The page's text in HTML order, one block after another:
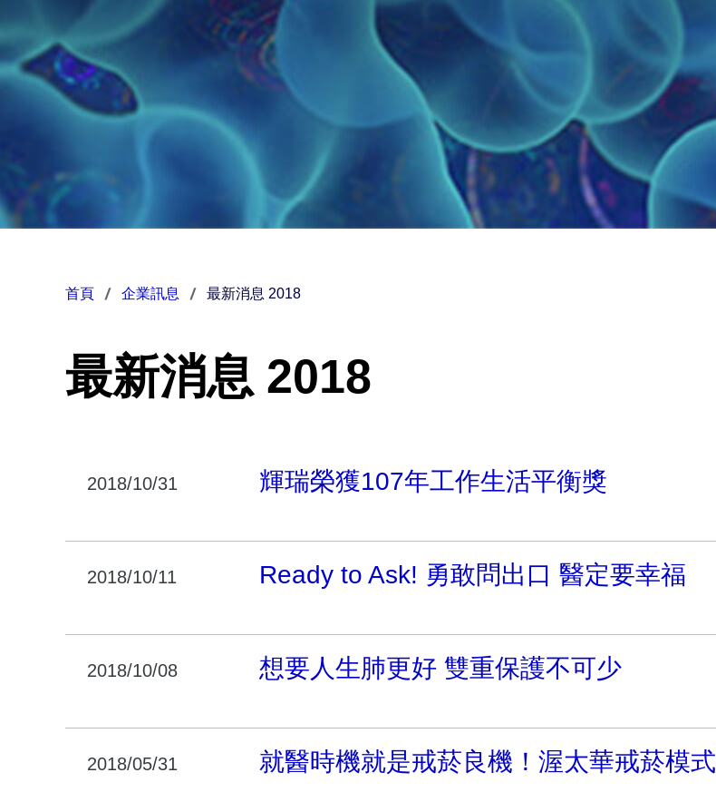
首頁 企業訊息 最新消息 2018
最新消息 2018
2018/10/31 輝瑞榮獲107年工作生活平衡獎
2018/10/11 Ready to Ask! 勇敢問出口 醫定要幸福
2018/10/08 想要人生肺更好 雙重保護不可少
2018/05/31 就醫時機就是戒菸良機！渥太華戒菸模式